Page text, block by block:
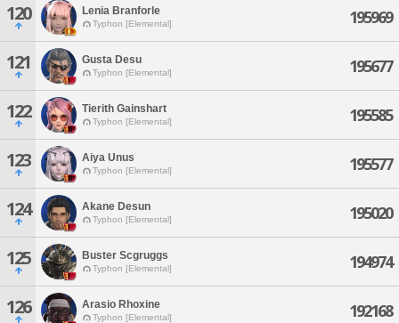
120 Lenia Branforle
Typhon [Elemental] 195969
121 Gusta Desu
Typhon [Elemental] 195677
122 Tierith Gainshart
Typhon [Elemental] 195585
123 Aiya Unus
Typhon [Elemental] 195577
124 Akane Desun
Typhon [Elemental] 195020
125 Buster Scgruggs
Typhon [Elemental] 194974
126 Arasio Rhoxine
Typhon [Elemental] 192168